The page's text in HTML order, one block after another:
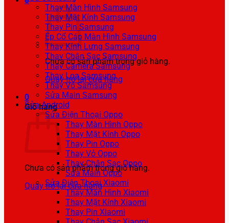
Chưa có sản phẩm trong giỏ hàng.
Quay trở lại cửa hàng
0
Giỏ hàng
Chưa có sản phẩm trong giỏ hàng.
Quay trở lại cửa hàng
Thay Màn Hình Samsung
Thay Mặt Kính Samsung
Thay Pin Samsung
Ép Cổ Cáp Màn Hình Samsung
Thay Kính Lưng Samsung
Thay Chân Sạc Samsung
Thay Camera Samsung
Thay Loa Samsung
Thay Vỏ Samsung
Sửa Main Samsung
Sửa Android
Sửa Điện Thoại Oppo
Thay Màn Hình Oppo
Thay Mặt Kính Oppo
Thay Pin Oppo
Thay Vỏ Oppo
Thay Chân Sạc Oppo
Sửa Main Oppo
Sửa Điện Thoại Xiaomi
Thay Màn Hình Xiaomi
Thay Mặt Kính Xiaomi
Thay Pin Xiaomi